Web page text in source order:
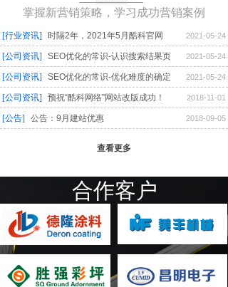
查看更多
掌握新营销策略，学习成功营销案例
[行业资讯] 时隔2年，2021年5月酷科官网 2021-05-24
[公司资讯] SEO优化的常识-认识搜索结果页 2021-05-24
[公司资讯] SEO优化的常识-优化难度的确定 2021-05-24
[公司资讯] 预祝“酷科网络”网站改版成功！ 2018-11-01
[公告] 公告：9月建站优惠 2018-09-05
合作客户